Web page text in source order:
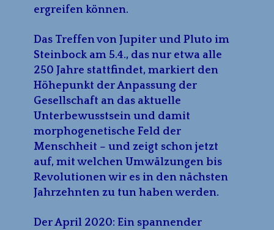
ergreifen können.
Das Treffen von Jupiter und Pluto im
Steinbock am 5.4., das nur etwa alle
250 Jahre stattfindet, markiert den
Höhepunkt der Anpassung der
Gesellschaft an das aktuelle
Unterbewusstsein und damit
morphogenetische Feld der
Menschheit – und zeigt schon jetzt
auf, mit welchen Umwälzungen bis
Revolutionen wir es in den nächsten
Jahrzehnten zu tun haben werden.
Der April 2020: Ein spannender